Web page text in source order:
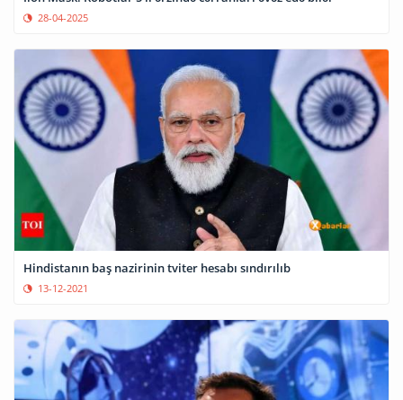
28-04-2025
Hindistanın baş nazirinin tviter hesabı sındırılıb
13-12-2021